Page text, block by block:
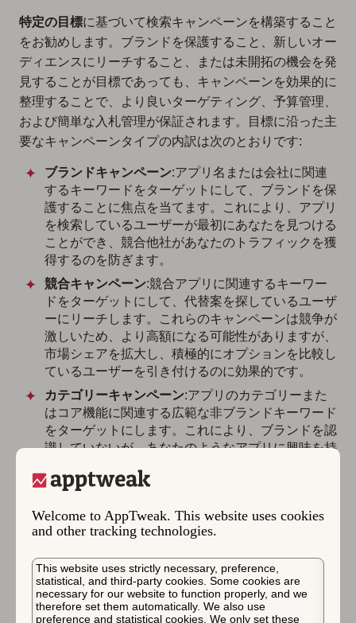
Welcome to AppTweak. This website uses cookies
and other tracking technologies.
This website uses strictly necessary, preference,
statistical, and third-party cookies. Some cookies are
necessary for our website to function properly, and we
therefore set them automatically. We also use
preference and statistical cookies. We only set these
特定の目標に基づいて検索キャンペーンを構築すること
をお勧めします。ブランドを保護すること、新しいオー
ディエンスにリーチすること、または未開拓の機会を発
見することが目標であっても、キャンペーンを効果的に
整理することで、より良いターゲティング、予算管理、
および簡単な入札管理が保証されます。目標に沿った主
要なキャンペーンタイプの内訳は次のとおりです:
ブランドキャンペーン:アプリ名または会社に関連
するキーワードをターゲットにして、ブランドを保
護することに焦点を当てます。これにより、アプリ
を検索しているユーザーが最初にあなたを見つける
ことができ、競合他社があなたのトラフィックを獲
得するのを防ぎます。
競合キャンペーン:競合アプリに関連するキーワー
ドをターゲットにして、代替案を探しているユーザ
ーにリーチします。これらのキャンペーンは競争が
激しいため、より高額になる可能性がありますが、
市場シェアを拡大し、積極的にオプションを比較し
ているユーザーを引き付けるのに効果的です。
カテゴリーキャンペーン:アプリのカテゴリーまた
はコア機能に関連する広範な非ブランドキーワード
をターゲットにします。これにより、ブランドを認
識していないが、あなたのようなアプリに興味を持
ディスカバリーキャンペーン
計されています。これらのキャンペーンは、成長機
会を特定し、他のキャンペーンでは考慮しなかった
検索用語を発見するのに最適です。